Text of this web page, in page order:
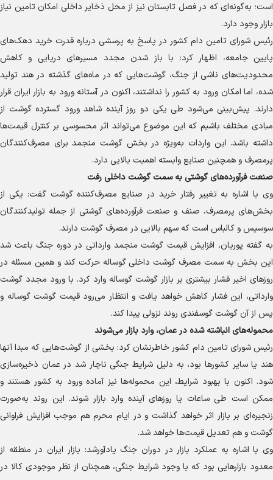
است؛ به‌گونه‌ای که در فصل تابستان نیز از محل ذخایر داخلی امکان تامین نیاز
بازار وجود دارد.
رئیس شورای تامین دام کشور در پاسخ به پرسشی درباره قدرت خرید دهک‌های
پایین جامعه، اظهار کرد: با باز شدن مجدد مسیر‌های دریایی و کاهش
محدودیت‌های ناشی از جنگ، گوشت‌هایی که در ماه‌های گذشته در هند تولید
شده، اما امکان ورود به کشور را نداشتند، اکنون در آستانه ورود به بازار ایران قرار
دارند. پیش‌بینی می‌شود طی یکی دو روز آینده شاهد ورود گسترده گوشت از
مبادی مختلف باشیم که این موضوع می‌تواند اثر محسوسی بر کنترل قیمت‌ها
داشته باشد. این واردات به‌ویژه در بخش گوشت منجمد برای مصرف‌کنندگان
پرمصرف و همچنین صنایع وابسته اهمیت بالایی دارد.
صنعت فرآورده‌های گوشتی به سمت گوشت داخلی رفت
وی با اشاره به تغییر رفتار خرید در صنایع مصرف‌کننده گوشت گفت: یکی از
بخش‌های پرمصرف، صنف و صنعت فرآورده‌های گوشتی از جمله تولیدکنندگان
سوسیس و کالباس است که سهم بالایی در مصرف گوشت دارند.
به گفته پوریان، افزایش قیمت گوشت منجمد وارداتی در دوره جنگ باعث شد
این بخش به سمت مصرف گوشت داخلی گوساله حرکت کند و همین مسئله در
روز‌های اخیر فشار بیشتری بر بازار گوشت گوساله وارد کرد. با ورود مجدد گوشت
وارداتی، این فشار کاهش خواهد یافت و انتظار می‌رود قیمت گوشت گوساله و
پس از آن گوشت گوسفندی روند نزولی پیدا کند.
محموله‌های انباشته شده در عمان، وارد بازار می‌شوند
رئیس شورای تامین دام کشور خاطرنشان کرد: بخشی از گوشت‌هایی که مبدا آنها
هند یا سایر کشور‌ها بود، به دلیل شرایط جنگی ناچار شد در عمان ذخیره‌سازی
شود. اکنون با بهبود شرایط، این محموله‌ها نیز آماده ورود به کشور هستند و
ممکن است طی ساعات یا روز‌های آینده وارد بازار شوند. این روند به‌صورت
زنجیره‌ای بر بازار اثر خواهد گذاشت و در ایام محرم هم موجب افزایش فراوانی
گوشت و هم تعدیل قیمت‌ها خواهد شد.
وی با اشاره به عملکرد بازار در دوران جنگ یادآورشد: بازار ایران در منطقه از
معدود بازار‌هایی بود که با وجود شرایط جنگی، همچنان از نظر موجودی کالا در